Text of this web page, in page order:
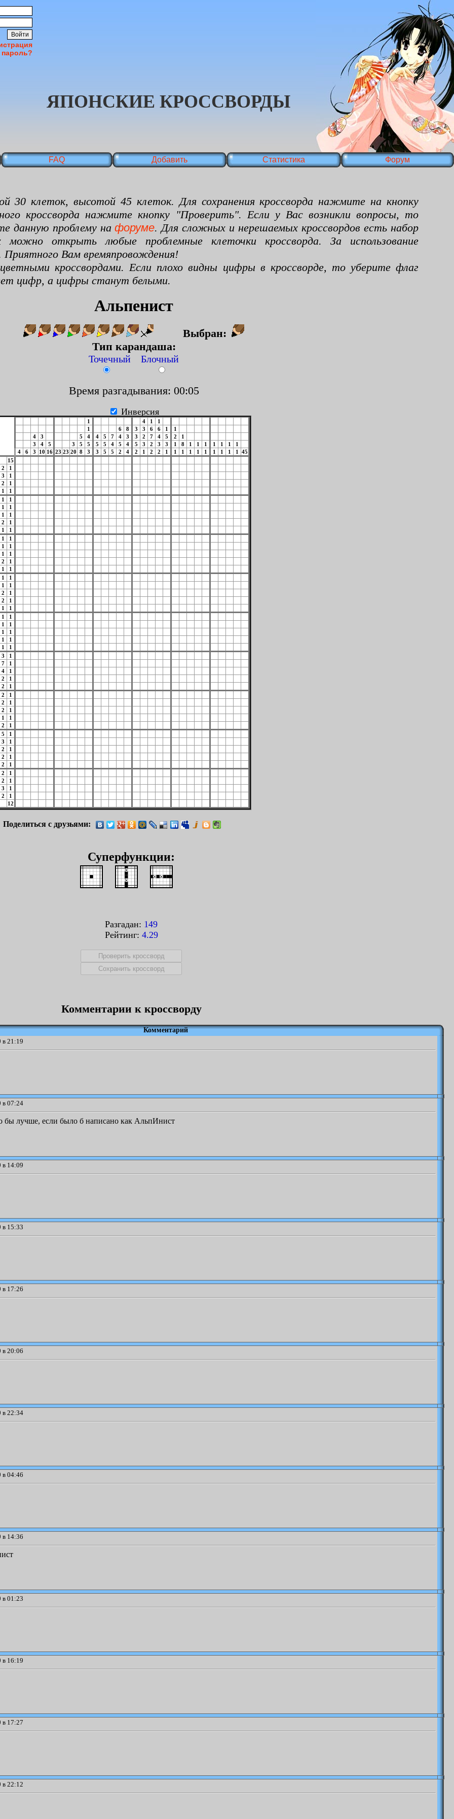
ЯПОНСКИЕ КРОССВОРДЫ
FAQ Добавить Статистика Форум
клеток, высотой 45 клеток. Для сохранения кроссворда нажмите на кнопку
кроссворда нажмите кнопку "Проверить". Если у Вас возникли вопросы, то
данную проблему нафоруме. Для сложных и нерешаемых кроссвордов есть набор
открыть любые проблемные клеточки кроссворда. За использование
Вам времяпровождения!
кроссвордами. Если плохо видны цифры в кроссворде, то уберите флаг
цифр, а цифры станут белыми.
Альпенист
Выбран:
Тип карандаша:
Точечный Блочный
Время разгадывания: 00:06
Инверсия
1 4 1
1
1
6 8 3 3 6 6 1
1
4
3 5 4 4 5 7 4 3 3 2 7 4 5 2
1
3
4 5 3 5 5 5 5 4 5 4 5 3 2 3 3 1 8 1 1 1 1 1 1
1
4
6 3 10 16 23 23 20 8 3 3 5 5 2 4 2 1 2 2 1 1 1 1 1 1 1 1 1 1
45
15
2
1
3
1
2
1
1
1
1
1
1
1
1
1
2
1
1
1
1
1
1
1
1
1
2
1
1
1
1
1
1
1
2
1
2
1
1
1
1
1
1
1
1
1
1
1
1
1
3
1
7
1
4
1
2
1
2
1
2
1
2
1
2
1
1
1
2
1
5
1
3
1
2
1
2
1
2
1
2
1
2
1
3
1
2
1
12
Поделиться с друзьями:
Суперфункции:
Разгадан: 149
Рейтинг: 4.29
Комментарии к кроссворду
Комментарий
в 21:19
в 07:24
бы лучше, если было б написано как АльпИнист
в 14:09
в 15:33
в 17:26
в 20:06
в 22:34
в 04:46
в 14:36
в 01:23
в 16:19
в 17:27
в 22:12